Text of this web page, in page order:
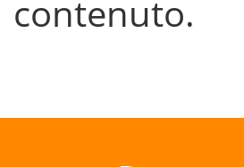
contenuto.